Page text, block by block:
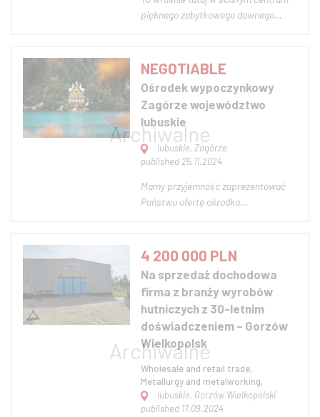
pięknego zabytkowego dawnego
znajduje się Zamek Królewski we
Wschowie. Posadowiony na
sztucznym wzniesieniu, otoczony
pozostałościami podwójnej fosy...
NEGOTIABLE
Ośrodek wypoczynkowy
Zagórze województwo
lubuskie
lubuskie, Zagórze
published 25.11.2024
Mamy przyjemność zaprezentować
Państwu ofertę ośrodka
lasem w miejscowości Zagórze gmina
Drezdenko, województwo lubuskie.
Kompleks domków jest aktywnie
wynajmowany i działa tak od kilk...
4 200 000 PLN
Na sprzedaż dochodowa
firma z branży wyrobów
hutniczych z 30-letnim
doświadczeniem – Gorzów
Wielkopolsk
Wholesale and retail trade,
Metallurgy and metalworking,
lubuskie, Gorzów Wielkopolski
published 17.09.2024